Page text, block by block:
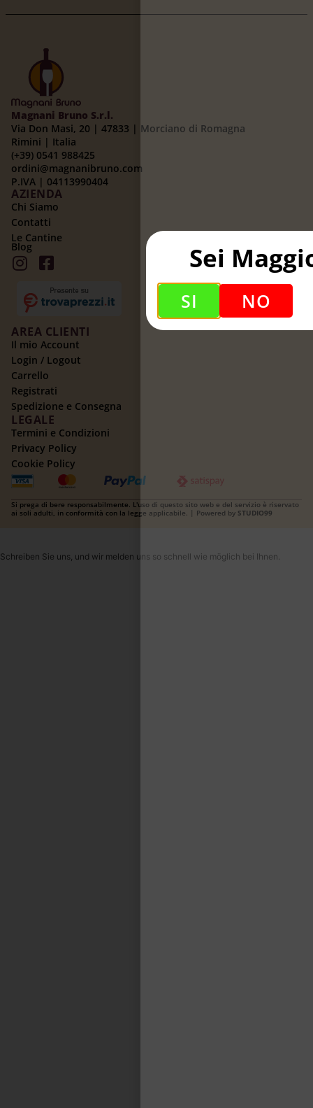
Magnani Bruno S.r.l.
Via Don Masi, 20 | 47833 | Morciano di Romagna
Rimini | Italia
(+39) 0541 988425
ordini@magnanibruno.com
P.IVA | 04113990404
AZIENDA
Chi Siamo
Contatti
Le Cantine
Blog
AREA CLIENTI
Il mio Account
Login / Logout
Carrello
Registrati
Spedizione e Consegna
LEGALE
Termini e Condizioni
Privacy Policy
Cookie Policy
Si prega di bere responsabilmente. L'uso di questo sito web e del servizio è riservato
ai soli adulti, in conformità con la legge applicabile. | Powered by STUDIO99
Schreiben Sie uns, und wir melden uns so schnell wie möglich bei Ihnen.
Sei
SI NO